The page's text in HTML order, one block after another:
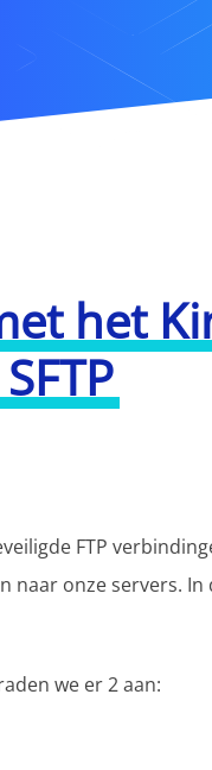
het
FTP
onze servers.
we er 2 aan: